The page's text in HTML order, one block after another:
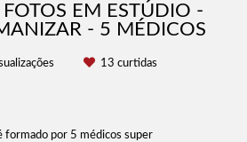
FOTOS EM ESTÚDIO -
- 5 MÉDICOS
13 curtidas
formado por 5 médicos super